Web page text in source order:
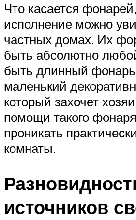
Что касается
исполнение можно
частных домах. Их
быть абсолютно
быть длинный
маленький
который захочет
помощи такого
проникать
комнаты.
источников